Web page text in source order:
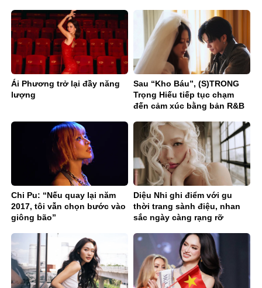
Ái Phương trở lại đầy năng
lượng
Sau “Kho Báu”, (S)TRONG
Trọng Hiếu tiếp tục chạm
đến cảm xúc bằng bản R&B
Chi Pu: “Nếu quay lại năm
2017, tôi vẫn chọn bước vào
giông bão”
Diệu Nhi ghi điểm với gu
thời trang sành điệu, nhan
sắc ngày càng rạng rỡ